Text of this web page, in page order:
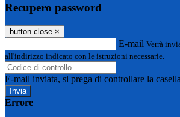
Recupero password
button close ×
E-mail Verrà
all'indirizzo indicato con le istruzioni necessarie.
E-mail inviata, si prega di controllare la
Errore